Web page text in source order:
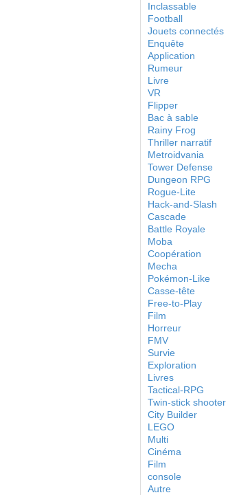
Inclassable
Football
Jouets connectés
Enquête
Application
Rumeur
Livre
VR
Flipper
Bac à sable
Rainy Frog
Thriller narratif
Metroidvania
Tower Defense
Dungeon RPG
Rogue-Lite
Hack-and-Slash
Cascade
Battle Royale
Moba
Coopération
Mecha
Pokémon-Like
Casse-tête
Free-to-Play
Film
Horreur
FMV
Survie
Exploration
Livres
Tactical-RPG
Twin-stick shooter
City Builder
LEGO
Multi
Cinéma
Film
console
Autre